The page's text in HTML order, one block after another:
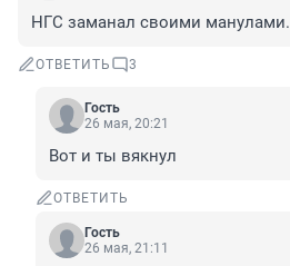
НГС заманал своими манулами.
ОТВЕТИТЬ 3
Гость
26 мая, 20:21
Вот и ты вякнул
ОТВЕТИТЬ
Гость
26 мая, 21:11